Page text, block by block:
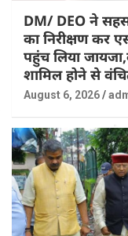
DM/ DEO ने
का निरीक्षण कर
पहुंच लिया
शामिल होने से
August 6, 2026